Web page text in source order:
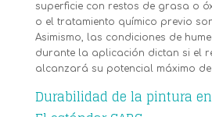
superficie con restos de grasa o
o el tratamiento químico previo
Asimismo, las condiciones de
durante la aplicación dictan si el
alcanzará su potencial máximo de
Durabilidad de la pintura